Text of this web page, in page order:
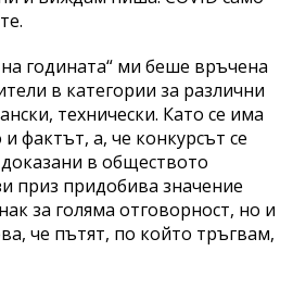
годината“ ми беше връчена
в категории за различни
технически. Като се има
фактът, а, че конкурсът се
в обществото
приз придобива значение
за голяма отговорност, но и
че пътят, по който тръгвам,